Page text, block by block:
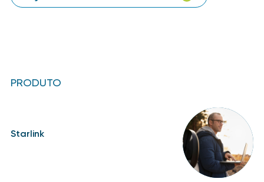
PRODUTO
Starlink